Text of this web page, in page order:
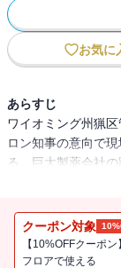
お気に
あらすじ
ワイオミング州猟
ロン知事の意向で
る。巨大製薬会社
境に住む富豪テン
後、ジョーの友人
ーは知事の指令で
集に赴くが……。ジ
クーポン対象
【10%OFFクーポ
フロアで使える